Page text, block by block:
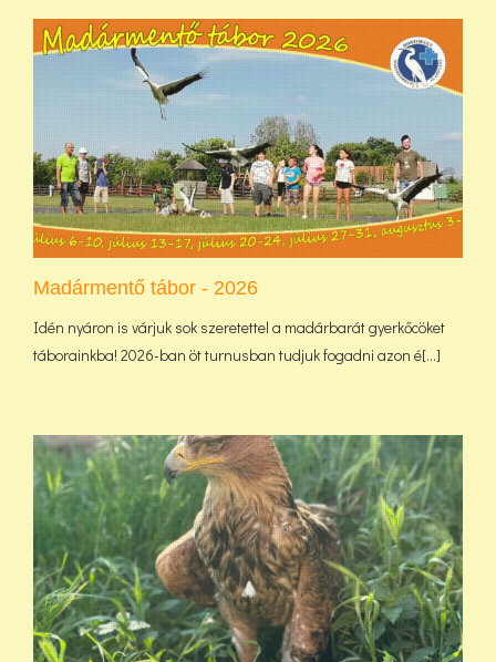
Madármentő tábor - 2026
Idén nyáron is várjuk sok szeretettel a madárbarát gyerkőcöket
táborainkba! 2026-ban öt turnusban tudjuk fogadni azon é[...]